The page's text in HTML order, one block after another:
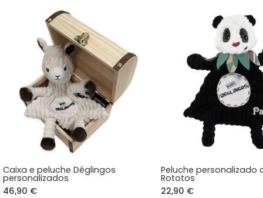
Caixa e peluche Déglingos
personalizados
46,90 €
Peluche personalizado
Rototos
22,90 €